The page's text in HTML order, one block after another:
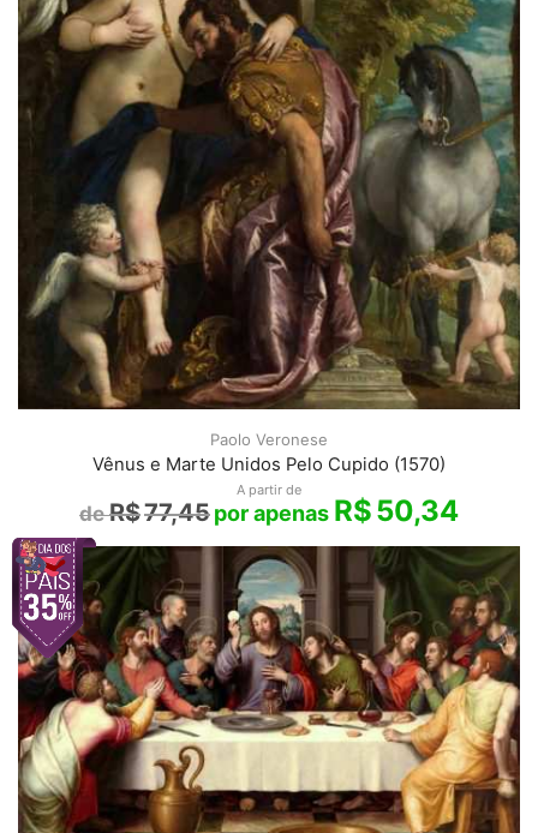
Paolo Veronese
Vênus e Marte Unidos Pelo Cupido (1570)
A partir de
R$77,45 R$50,34